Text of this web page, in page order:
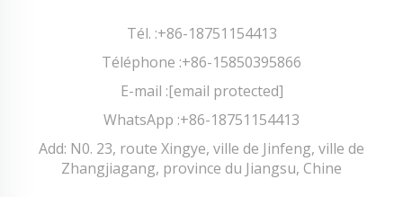
Tél. :+86-18751154413
Téléphone :+86-15850395866
E-mail :[email protected]
WhatsApp :+86-18751154413
Add: N0. 23, route Xingye, ville de Jinfeng, ville de
Zhangjiagang, province du Jiangsu, Chine